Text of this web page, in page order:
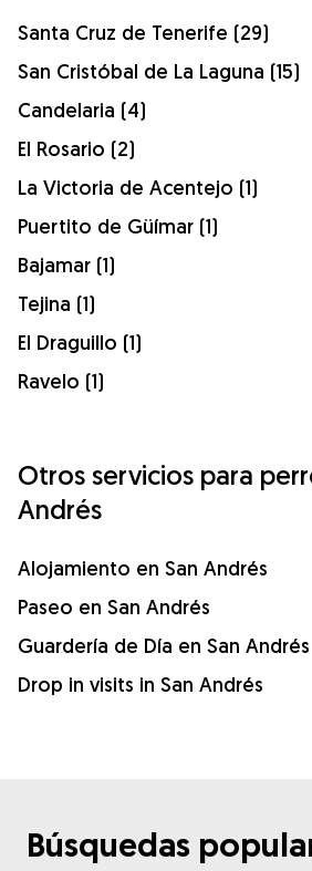
Santa Cruz de Tenerife (29)
San Cristóbal de La Laguna (15)
Candelaria (4)
El Rosario (2)
La Victoria de Acentejo (1)
Puertito de Güímar (1)
Bajamar (1)
Tejina (1)
El Draguillo (1)
Ravelo (1)
Otros servicios para
Andrés
Alojamiento en San Andrés
Paseo en San Andrés
Guardería de Día en San Andrés
Drop in visits in San Andrés
Búsquedas